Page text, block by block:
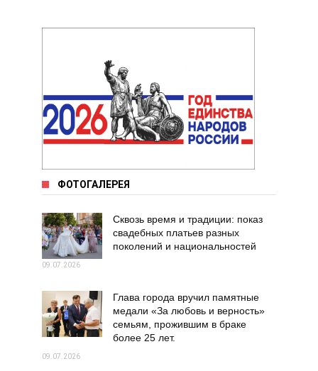
ФОТОГАЛЕРЕЯ
Сквозь время и традиции: показ
свадебных платьев разных
поколений и национальностей
09.07.2026
Глава города вручил памятные
медали «За любовь и верность»
семьям, прожившим в браке
более 25 лет.
09.07.2026